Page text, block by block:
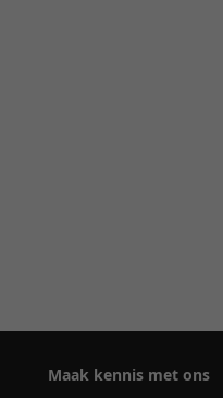
Maak kennis met ons